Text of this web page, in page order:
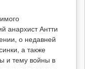
анархист Антти
о недавней
а также
и тему войны в